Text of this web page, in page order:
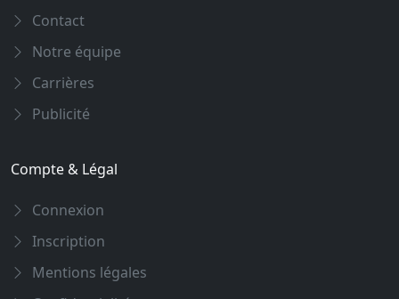
Contact
Notre équipe
Carrières
Publicité
Compte & Légal
Connexion
Inscription
Mentions légales